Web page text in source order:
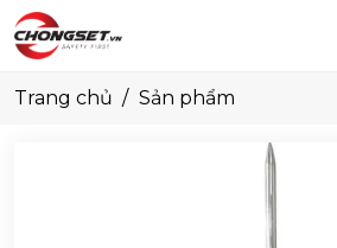
Trang chủ Sản phẩm